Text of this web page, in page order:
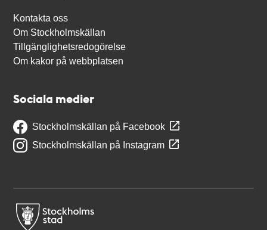
Kontakta oss
Om Stockholmskällan
Tillgänglighetsredogörelse
Om kakor på webbplatsen
Sociala medier
Stockholmskällan på Facebook
Stockholmskällan på Instagram